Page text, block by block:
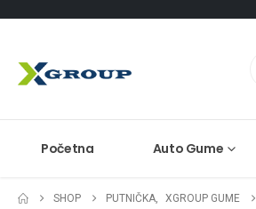
Početna Auto Gume
SHOP PUTNIČKA, XGROUP GUME